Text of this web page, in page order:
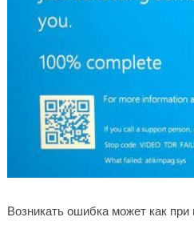
Возникать ошибка может как